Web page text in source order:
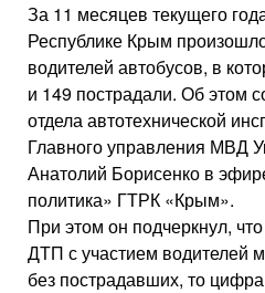
За 11 месяцев текущего
Республике Крым
водителей автобусов, в
и 149 пострадали. Об этом
отдела автотехнической
Главного управления МВД
Анатолий Борисенко в
политика» ГТРК «Крым».
При этом он подчеркнул,
ДТП с участием водителей
без пострадавших, то